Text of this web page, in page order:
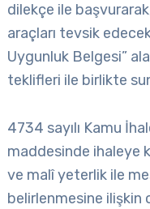
dilekçe ile
araçları tevsik
Uygunluk Belgesi”
teklifleri ile birlikte
4734 sayılı Kamu
maddesinde ihaleye
ve malî yeterlik ile
belirlenmesine ilişkin